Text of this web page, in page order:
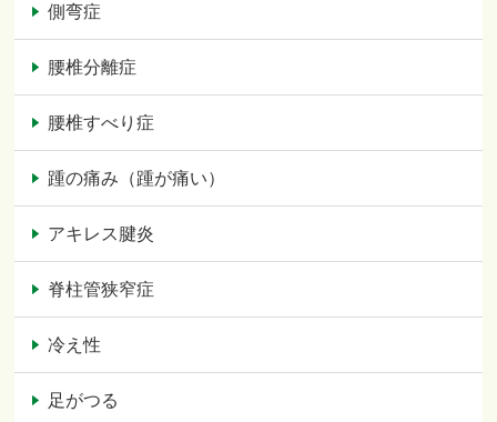
側弯症
腰椎分離症
腰椎すべり症
踵の痛み（踵が痛い）
アキレス腱炎
脊柱管狭窄症
冷え性
足がつる